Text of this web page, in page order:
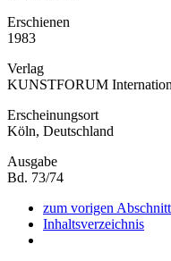
Erschienen
1983
Verlag
KUNSTFORUM
Erscheinungsort
Köln, Deutschland
Ausgabe
Bd. 73/74
zum vorigen
Inhaltsverzeichnis